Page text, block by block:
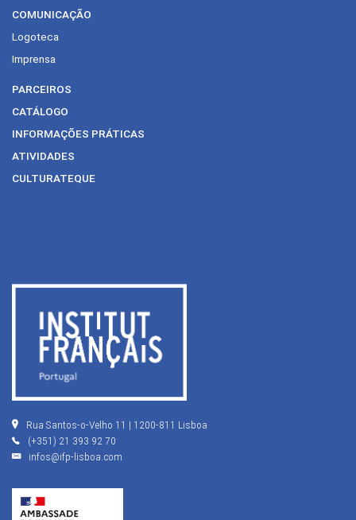
COMUNICAÇÃO
Logoteca
Imprensa
PARCEIROS
CATÁLOGO
INFORMAÇÕES PRÁTICAS
ATIVIDADES
CULTURATEQUE
Rua Santos-o-Velho 11 | 1200-811 Lisboa
(+351) 21 393 92 70
infos@ifp-lisboa.com